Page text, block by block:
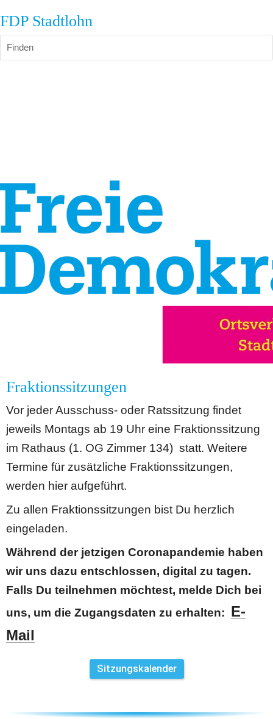
FDP Stadtlohn
Finden
Fraktionssitzungen
Vor jeder Ausschuss- oder Ratssitzung findet
jeweils Montags ab 19 Uhr eine Fraktionssitzung
im Rathaus (1. OG Zimmer 134)  statt. Weitere
Termine für zusätzliche Fraktionssitzungen,
werden hier aufgeführt.
Zu allen Fraktionssitzungen bist Du herzlich
eingeladen.
Während der jetzigen Coronapandemie haben
wir uns dazu entschlossen, digital zu tagen.
Falls Du teilnehmen möchtest, melde Dich bei
uns, um die Zugangsdaten zu erhalten: E-
Mail
Sitzungskalender